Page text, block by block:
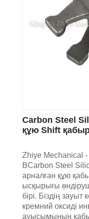
Carbon Steel
құю Shift
Zhiye Mechanical -
BCarbon Steel
арналған құю
ысқырығы
бірі. Біздің зауыт
кремний оксиді
ауысымының